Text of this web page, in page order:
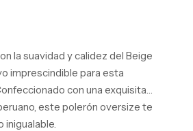
la suavidad y calidez del Beige
imprescindible para esta
con una exquisita
este polerón oversize te
inigualable.